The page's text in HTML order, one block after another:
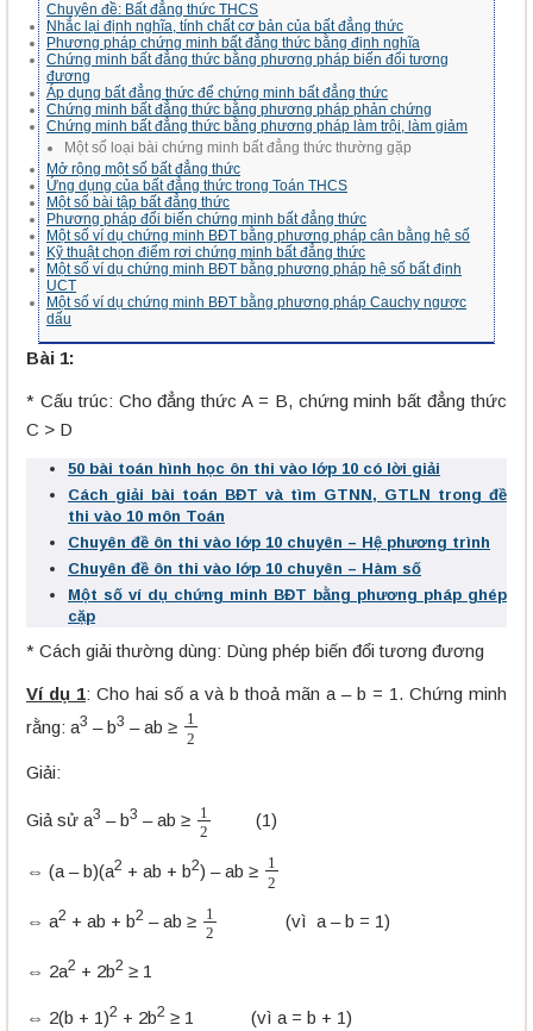
Chuyên đề: Bất đẳng thức THCS
Nhắc lại định nghĩa, tính chất cơ bản của bất đẳng thức
Phương pháp chứng minh bất đẳng thức bằng định nghĩa
Chứng minh bất đẳng thức bằng phương pháp biến đổi tương
đương
Áp dụng bất đẳng thức để chứng minh bất đẳng thức
Chứng minh bất đẳng thức bằng phương pháp phản chứng
Chứng minh bất đẳng thức bằng phương pháp làm trội, làm giảm
Một số loại bài chứng minh bất đẳng thức thường gặp
Mở rộng một số bất đẳng thức
Ứng dụng của bất đẳng thức trong Toán THCS
Một số bài tập bất đẳng thức
Phương pháp đổi biến chứng minh bất đẳng thức
Một số ví dụ chứng minh BĐT bằng phương pháp cân bằng hệ số
Kỹ thuật chọn điểm rơi chứng minh bất đẳng thức
Một số ví dụ chứng minh BĐT bằng phương pháp hệ số bất định
UCT
Một số ví dụ chứng minh BĐT bằng phương pháp Cauchy ngược
dấu
Bài 1:
* Cấu trúc: Cho đẳng thức A = B, chứng minh bất đẳng thức
C > D
50 bài toán hình học ôn thi vào lớp 10 có lời giải
Cách giải bài toán BĐT và tìm GTNN, GTLN trong đề
thi vào 10 môn Toán
Chuyên đề ôn thi vào lớp 10 chuyên – Hệ phương trình
Chuyên đề ôn thi vào lớp 10 chuyên – Hàm số
Một số ví dụ chứng minh BĐT bằng phương pháp ghép
cặp
* Cách giải thường dùng: Dùng phép biến đổi tương đương
Ví dụ 1: Cho hai số a và b thoả mãn a – b = 1. Chứng minh
rằng: a3 – b3 – ab ≥ 1
Giải:
Giả sử a3 – b3 – ab ≥ 1 (1)
⇔ (a – b)(a2 + ab + b2) – ab ≥ 1
⇔ a2 + ab + b2 – ab ≥ 1 (vì a – b = 1)
⇔ 2a2 + 2b2 ≥ 1
⇔ 2(b + 1)2 + 2b2 ≥ 1 (vì a = b + 1)